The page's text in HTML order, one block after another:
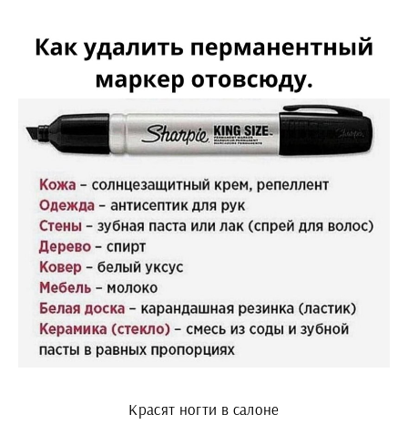
Красят ногти в салоне